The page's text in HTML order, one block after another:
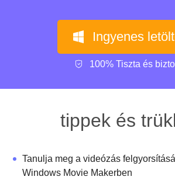
Ingyenes
100% Tiszta és
tippek és
Tanulja meg a videózás
Windows Movie Makerben